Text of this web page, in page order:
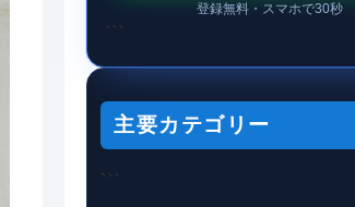
登録無料・スマホで30秒
```
主要カテゴリー
```